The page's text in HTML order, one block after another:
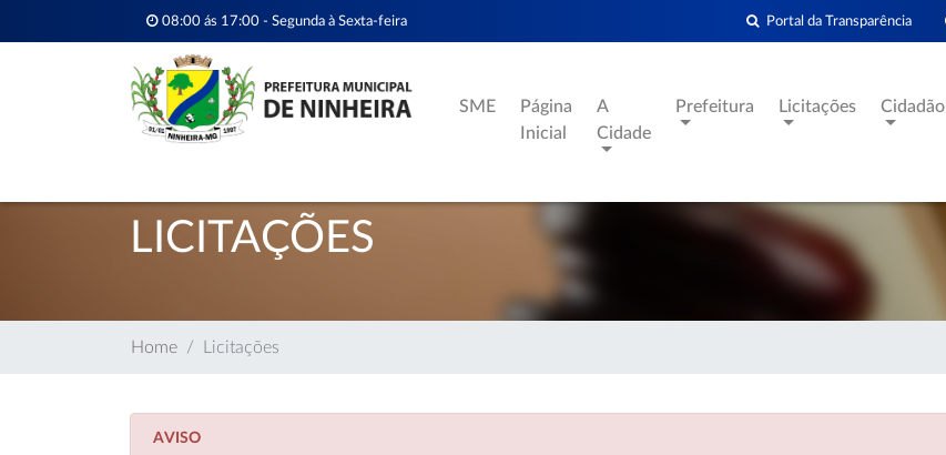
08:00 ás 17:00 - Segunda à Sexta-feira Portal da Transparência
SME
Página
Inicial
A
Cidade
Prefeitura Licitações Cidadão
LICITAÇÕES
Home Licitações
AVISO